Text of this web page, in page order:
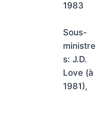
1983
Sous-
ministre
s: J.D.
Love (à
1981),